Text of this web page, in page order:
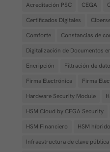
Acreditación PSC CEGA
Certificados Digitales
Comforte
Constancias de
Digitalización de Documentos
Encripción
Filtración de
Firma Electrónica
Firma
Hardware Security Module
HSM Cloud by CEGA Security
HSM Financiero
HSM híbrido
Infraestructura de clave pública